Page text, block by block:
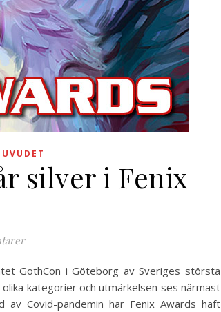
silver i Fenix
GothCon i Göteborg av Sveriges största
kategorier och utmärkelsen ses närmast
av Covid-pandemin har Fenix Awards haft